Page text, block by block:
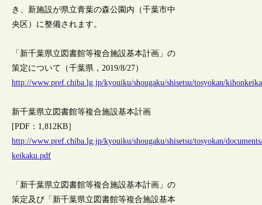
き、新施設が県立青葉の森公園内（千葉市中
央区）に整備されます。
「新千葉県立図書館等複合施設基本計画」の
策定について（千葉県，2019/8/27）
http://www.pref.chiba.lg.jp/kyouiku/shougaku/shisetsu/tosyokan/
新千葉県立図書館等複合施設基本計画
[PDF：1,812KB］
http://www.pref.chiba.lg.jp/kyouiku/shougaku/shisetsu/tosyokan/
keikaku.pdf
「新千葉県立図書館等複合施設基本計画」の
策定及び「新千葉県立図書館等複合施設基本